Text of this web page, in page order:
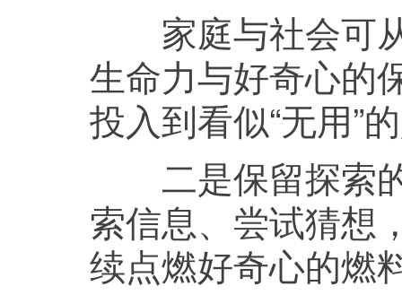
家庭与社会可从
生命力与好奇心的
投入到看似“无用”
二是保留探索的
索信息、尝试猜想
续点燃好奇心的燃